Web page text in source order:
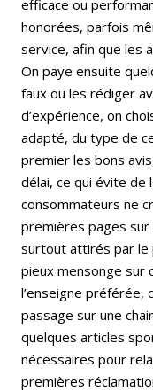
efficace ou
honorées, parfois
service, afin que les
On paye ensuite
faux ou les rédiger
d’expérience, on
adapté, du type de
premier les bons
délai, ce qui évite de
consommateurs ne
premières pages sur
surtout attirés par le
pieux mensonge sur
l’enseigne préférée,
passage sur une
quelques articles
nécessaires pour
premières